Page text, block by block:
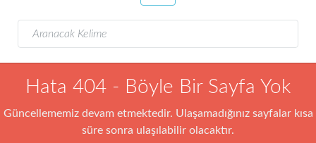
Hata 404 - Böyle Bir Sayfa Yok
Güncellememiz devam etmektedir. Ulaşamadığınız sayfalar kısa
süre sonra ulaşılabilir olacaktır.